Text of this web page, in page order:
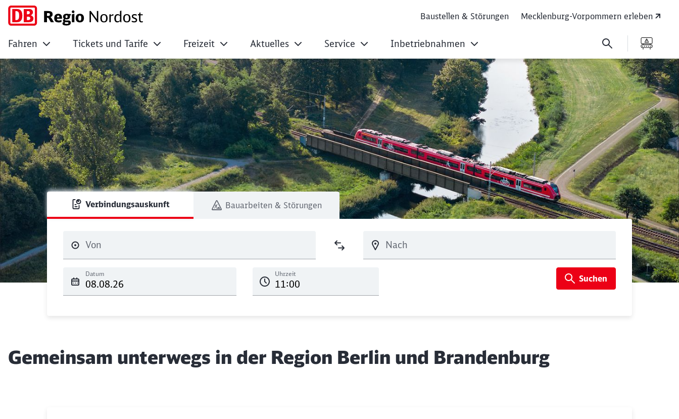
DB Regio Nordost - Startseite
Baustellen & Störungen Mecklenburg-Vorpommern erleben
Fahren Tickets und Tarife Freizeit Aktuelles Service Inbetriebnahmen
Verbindungsauskunft Bauarbeiten & Störungen
Datum Uhrzeit Suchen
Gemeinsam unterwegs in der Region Berlin und Brandenburg